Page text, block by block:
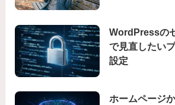
WordPressの
で見直したい
設定
ホームページ